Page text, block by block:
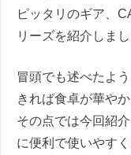
ピッタリのギア、
リーズを紹介しまし
冒頭でも述べたよ
きれば食卓が華やか
その点では今回紹
に便利で使いやすく